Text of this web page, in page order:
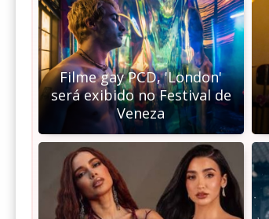
Filme gay PCD, 'London'
será exibido no Festival de
Veneza